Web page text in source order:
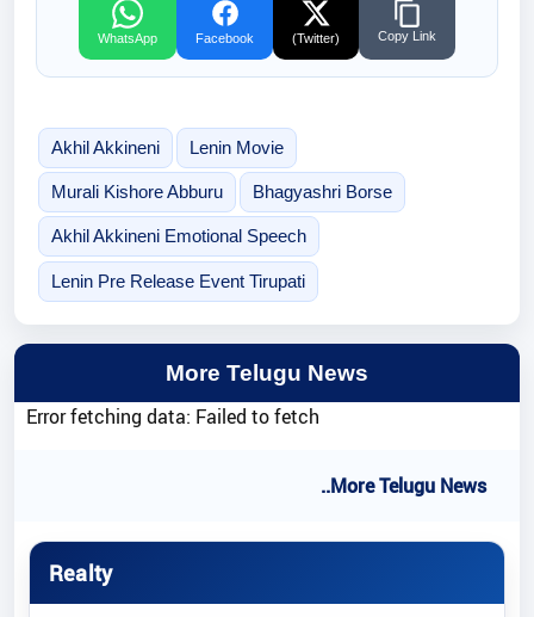
WhatsApp Facebook (Twitter) Copy Link
Akhil Akkineni Lenin Movie
Murali Kishore Abburu Bhagyashri Borse
Akhil Akkineni Emotional Speech
Lenin Pre Release Event Tirupati
More Telugu News
Error fetching data: Failed to fetch
..More Telugu News
Realty